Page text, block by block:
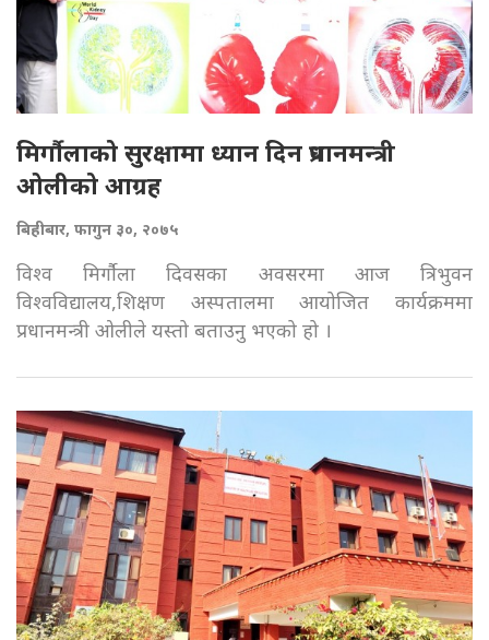
मिर्गौलाको सुरक्षामा ध्यान दिन प्रधानमन्त्री
ओलीको आग्रह
बिहीबार, फागुन ३०, २०७५
विश्व मिर्गौला दिवसका अवसरमा आज त्रिभुवन
विश्वविद्यालय,शिक्षण अस्पतालमा आयोजित कार्यक्रममा
प्रधानमन्त्री ओलीले यस्तो बताउनु भएको हो ।